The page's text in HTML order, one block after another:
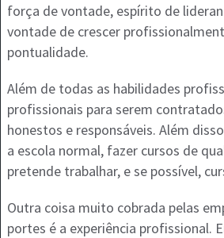
força de vontade, espírito de
vontade de crescer
pontualidade.
Além de todas as habilidades
profissionais para serem
honestos e responsáveis. Além
a escola normal, fazer cursos de
pretende trabalhar, e se possível,
Outra coisa muito cobrada pelas
portes é a experiência profissional.